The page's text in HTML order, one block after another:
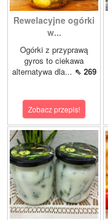
Rewelacyjne ogórki
w...
Ogórki z przyprawą
gyros to ciekawa
alternatywa dla... ⇖ 269
Zobacz przepis!